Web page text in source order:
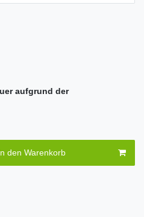
aufgrund der
den Warenkorb